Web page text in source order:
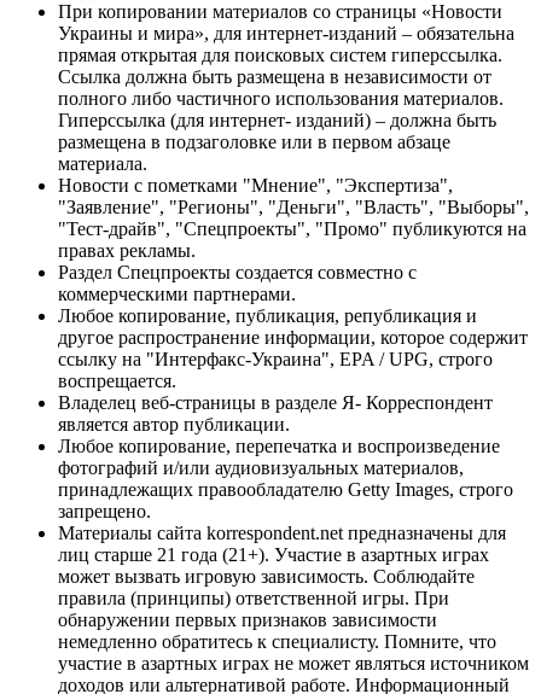
При копировании материалов со страницы «Новости
Украины и мира», для интернет-изданий – обязательна
прямая открытая для поисковых систем гиперссылка.
Ссылка должна быть размещена в независимости от
полного либо частичного использования материалов.
Гиперссылка (для интернет- изданий) – должна быть
размещена в подзаголовке или в первом абзаце
материала.
Новости с пометками "Мнение", "Экспертиза",
"Заявление", "Регионы", "Деньги", "Власть", "Выборы",
"Тест-драйв", "Спецпроекты", "Промо" публикуются на
правах рекламы.
Раздел Спецпроекты создается совместно с
коммерческими партнерами.
Любое копирование, публикация, републикация и
другое распространение информации, которое содержит
ссылку на "Интерфакс-Украина", EPA / UPG, строго
воспрещается.
Владелец веб-страницы в разделе Я- Корреспондент
является автор публикации.
Любое копирование, перепечатка и воспроизведение
фотографий и/или аудиовизуальных материалов,
принадлежащих правообладателю Getty Images, строго
запрещено.
Материалы сайта korrespondent.net предназначены для
лиц старше 21 года (21+). Участие в азартных играх
может вызвать игровую зависимость. Соблюдайте
правила (принципы) ответственной игры. При
обнаружении первых признаков зависимости
немедленно обратитесь к специалисту. Помните, что
участие в азартных играх не может являться источником
доходов или альтернативой работе. Информационный